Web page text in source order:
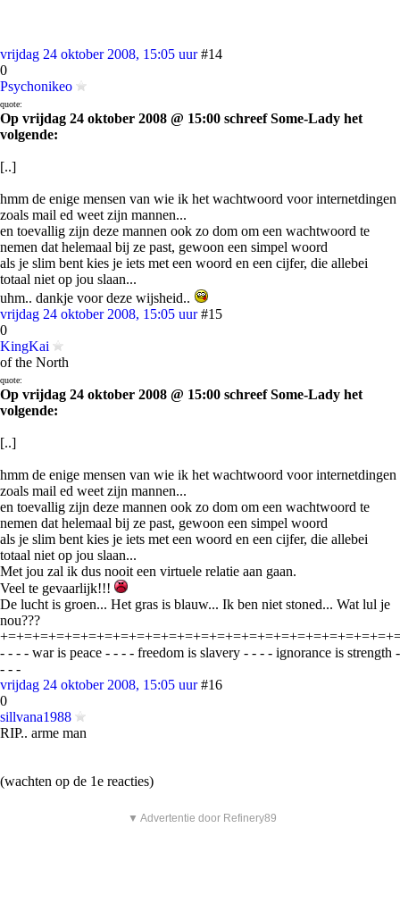
vrijdag 24 oktober 2008, 15:05 uur #14
0
Psychonikeo
quote:
Op vrijdag 24 oktober 2008 @ 15:00 schreef Some-Lady het
volgende:
[..]
hmm de enige mensen van wie ik het wachtwoord voor internetdingen
zoals mail ed weet zijn mannen...
en toevallig zijn deze mannen ook zo dom om een wachtwoord te
nemen dat helemaal bij ze past, gewoon een simpel woord
als je slim bent kies je iets met een woord en een cijfer, die allebei
totaal niet op jou slaan...
uhm.. dankje voor deze wijsheid..
vrijdag 24 oktober 2008, 15:05 uur #15
0
KingKai
of the North
quote:
Op vrijdag 24 oktober 2008 @ 15:00 schreef Some-Lady het
volgende:
[..]
hmm de enige mensen van wie ik het wachtwoord voor internetdingen
zoals mail ed weet zijn mannen...
en toevallig zijn deze mannen ook zo dom om een wachtwoord te
nemen dat helemaal bij ze past, gewoon een simpel woord
als je slim bent kies je iets met een woord en een cijfer, die allebei
totaal niet op jou slaan...
Met jou zal ik dus nooit een virtuele relatie aan gaan.
Veel te gevaarlijk!!!
De lucht is groen... Het gras is blauw... Ik ben niet stoned... Wat lul je
nou???
- - - - war is peace - - - - freedom is slavery - - - - ignorance is strength -
- - -
vrijdag 24 oktober 2008, 15:05 uur #16
0
sillvana1988
RIP.. arme man
(wachten op de 1e reacties)
▼ Advertentie door Refinery89